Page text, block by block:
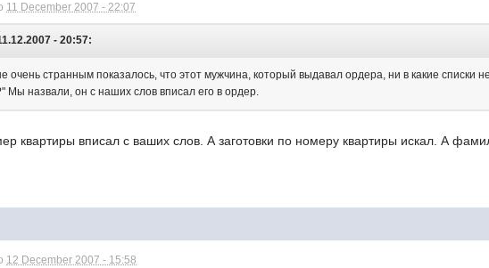
11 December 2007 - 22:07
- 20:57:
очень странным показалось, что этот мужчина, который выдавал ордера, ни в какие списки
Мы назвали, он с наших слов вписал его в ордер.
квартиры вписал с ваших слов. А заготовки по номеру квартиры искал. А
12 December 2007 - 15:58